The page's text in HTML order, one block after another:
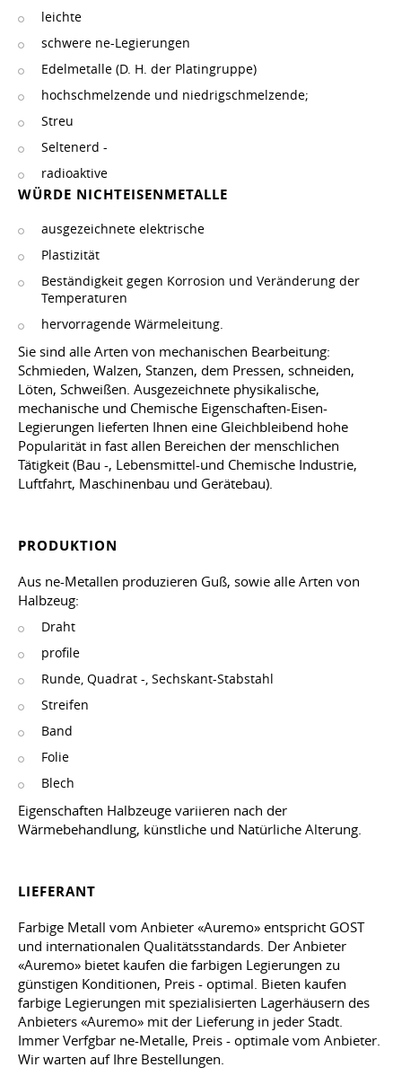
leichte
schwere ne-Legierungen
Edelmetalle (D. H. der Platingruppe)
hochschmelzende und niedrigschmelzende;
Streu
Seltenerd -
radioaktive
WÜRDE NICHTEISENMETALLE
ausgezeichnete elektrische
Plastizität
Beständigkeit gegen Korrosion und Veränderung der
Temperaturen
hervorragende Wärmeleitung.
Sie sind alle Arten von mechanischen Bearbeitung:
Schmieden, Walzen, Stanzen, dem Pressen, schneiden,
Löten, Schweißen. Ausgezeichnete physikalische,
mechanische und Chemische Eigenschaften-Eisen-
Legierungen lieferten Ihnen eine Gleichbleibend hohe
Popularität in fast allen Bereichen der menschlichen
Tätigkeit (Bau -, Lebensmittel-und Chemische Industrie,
Luftfahrt, Maschinenbau und Gerätebau).
PRODUKTION
Aus ne-Metallen produzieren Guß, sowie alle Arten von
Halbzeug:
Draht
profile
Runde, Quadrat -, Sechskant-Stabstahl
Streifen
Band
Folie
Blech
Eigenschaften Halbzeuge variieren nach der
Wärmebehandlung, künstliche und Natürliche Alterung.
LIEFERANT
Farbige Metall vom Anbieter «Auremo» entspricht GOST
und internationalen Qualitätsstandards. Der Anbieter
«Auremo» bietet kaufen die farbigen Legierungen zu
günstigen Konditionen, Preis - optimal. Bieten kaufen
farbige Legierungen mit spezialisierten Lagerhäusern des
Anbieters «Auremo» mit der Lieferung in jeder Stadt.
Immer Verfgbar ne-Metalle, Preis - optimale vom Anbieter.
Wir warten auf Ihre Bestellungen.